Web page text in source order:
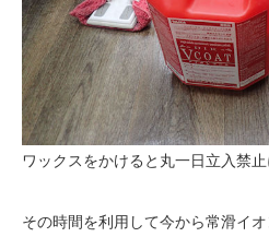
ワックスをかけると丸一日立入禁止
その時間を利用して今から常滑イ